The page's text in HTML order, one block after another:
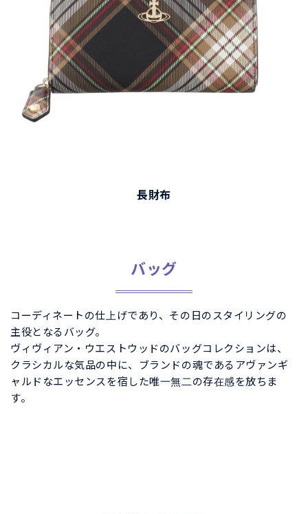
長財布
バッグ
コーディネートの仕上げであり、その日のスタイリングの
主役となるバッグ。
ヴィヴィアン・ウエストウッドのバッグコレクションは、
クラシカルな気品の中に、ブランドの魂であるアヴァンギ
ャルドなエッセンスを宿した唯一無二の存在感を放ちま
す。